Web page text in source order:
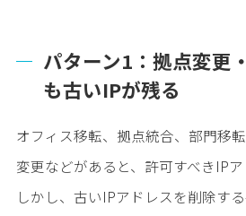
パターン1：拠点変更
も古いIPが残る
オフィス移転、拠点統合、部門移
変更などがあると、許可すべきIPア
しかし、古いIPアドレスを削除す